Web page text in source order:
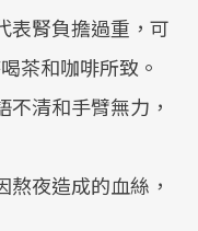
Mute
表腎負擔過重，可
茶和咖啡所致。
不清和手臂無力，
熬夜造成的血絲，